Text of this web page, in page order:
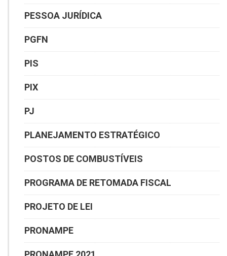
PESSOA JURÍDICA
PGFN
PIS
PIX
PJ
PLANEJAMENTO ESTRATÉGICO
POSTOS DE COMBUSTÍVEIS
PROGRAMA DE RETOMADA FISCAL
PROJETO DE LEI
PRONAMPE